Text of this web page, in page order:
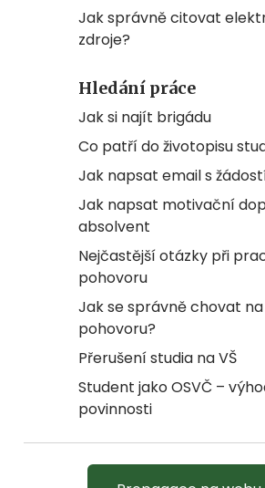
Jak správně citovat
zdroje?
Hledání práce
Jak si najít brigádu
Co patří do životopisu
Jak napsat email s
Jak napsat motivační
absolvent
Nejčastější otázky při
pohovoru
Jak se správně chovat na
pohovoru?
Přerušení studia na VŠ
Student jako OSVČ –
povinnosti